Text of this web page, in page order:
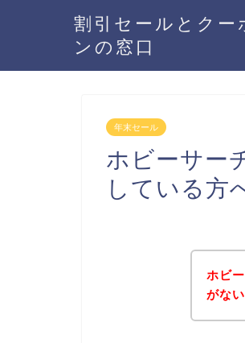
割引セールとクー
ンの窓口
年末セール
ホビーサー
している方
ホビ
がな